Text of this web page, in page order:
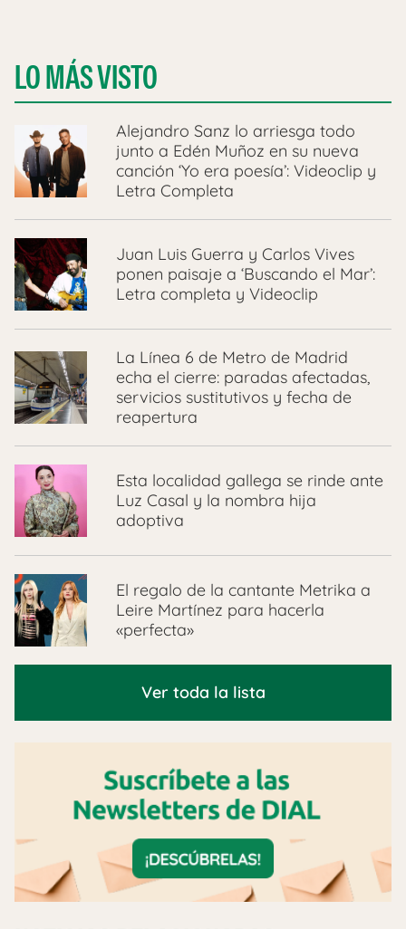
LO MÁS VISTO
Alejandro Sanz lo arriesga todo
junto a Edén Muñoz en su nueva
canción ‘Yo era poesía’: Videoclip y
Letra Completa
Juan Luis Guerra y Carlos Vives
ponen paisaje a ‘Buscando el Mar’:
Letra completa y Videoclip
La Línea 6 de Metro de Madrid
echa el cierre: paradas afectadas,
servicios sustitutivos y fecha de
reapertura
Esta localidad gallega se rinde ante
Luz Casal y la nombra hija
adoptiva
El regalo de la cantante Metrika a
Leire Martínez para hacerla
«perfecta»
Ver toda la lista